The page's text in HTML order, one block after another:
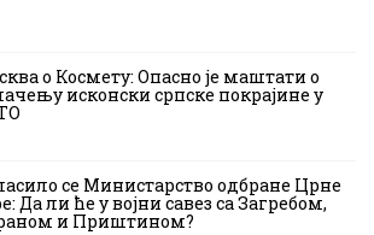
о Космету: Опасно је маштати о
исконски српске покрајине у
се Министарство одбране Црне
Да ли ће у војни савез са Загребом,
и Приштином?